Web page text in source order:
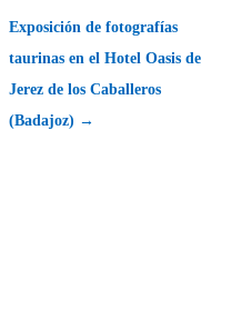
Exposición de fotografías
taurinas en el Hotel Oasis de
Jerez de los Caballeros
(Badajoz) →